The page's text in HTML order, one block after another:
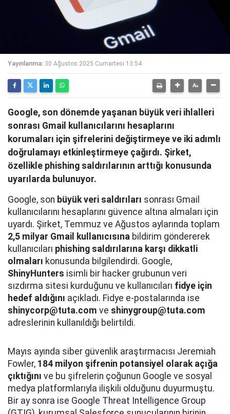
Yayınlanma: 30 Ağustos 2025 Cumartesi 13:54
Google, son dönemde yaşanan büyük veri ihlalleri
sonrası Gmail kullanıcılarını hesaplarını
korumaları için şifrelerini değiştirmeye ve iki adımlı
doğrulamayı etkinleştirmeye çağırdı. Şirket,
özellikle phishing saldırılarının arttığı konusunda
uyarılarda bulunuyor.
Google, son büyük veri saldırıları sonrası Gmail
kullanıcılarını hesaplarını güvence altına almaları için
uyardı. Şirket, Temmuz ve Ağustos aylarında toplam
2,5 milyar Gmail kullanıcısına bildirim göndererek
kullanıcıları phishing saldırılarına karşı dikkatli
olmaları konusunda bilgilendirdi. Google,
ShinyHunters isimli bir hacker grubunun veri
sızdırma sitesi kurduğunu ve kullanıcıları fidye için
hedef aldığını açıkladı. Fidye e-postalarında ise
shinycorp@tuta.com ve shinygroup@tuta.com
adreslerinin kullanıldığı belirtildi.
Mayıs ayında siber güvenlik araştırmacısı Jeremiah
Fowler, 184 milyon şifrenin potansiyel olarak açığa
çıktığını ve bu şifrelerin çoğunun Google ve sosyal
medya platformlarıyla ilişkili olduğunu duyurmuştu.
Bir ay sonra ise Google Threat Intelligence Group